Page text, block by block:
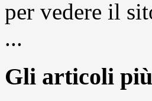
per vedere il
...
Gli articoli